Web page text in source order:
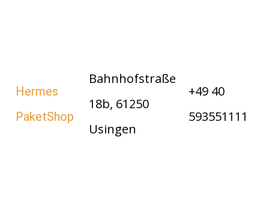
Hermes
PaketShop
Bahnhofstraße
18b, 61250
Usingen
+49 40
593551111